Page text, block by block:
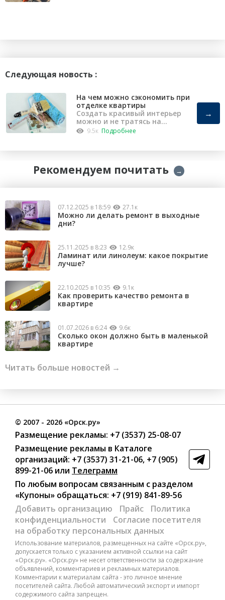
Следующая новость :
На чем можно сэкономить при
отделке квартиры
Создать красивый интерьер
можно и не тратясь на
капремонт
9.5к Подробнее
→
Рекомендуем почитать →
07.12.2025 в 18:59 27.1к
Можно ли делать ремонт в выходные
дни?
25.11.2025 в 8:23 12.9к
Ламинат или линолеум: какое покрытие
лучше?
22.10.2025 в 10:35 9.1к
Как проверить качество ремонта в
квартире
01.07.2026 в 6:24 9.6к
Сколько окон должно быть в маленькой
квартире
Читать больше новостей →
© 2007 - 2026 «Орск.ру»
Размещение рекламы: +7 (3537) 25-08-07
Размещение рекламы в Каталоге
организаций: +7 (3537) 31-21-06, +7 (905)
899-21-06 или Телеграмм
По любым вопросам связанным с разделом
«Купоны» обращаться: +7 (919) 841-89-56
Добавить организацию
Прайс
Политика
конфиденциальности
Согласие посетителя
на обработку персональных данных
Использование материалов, размещенных на сайте «Орск.ру»,
допускается только с указанием активной ссылки на сайт
«Орск.ру». «Орск.ру» не несет ответственности за содержание
объявлений, комментариев и рекламных материалов.
Комментарии к материалам сайта - это личное мнение
посетителей сайта. Любой автоматический экспорт и импорт
содержимого сайта запрещен.